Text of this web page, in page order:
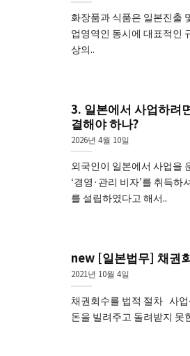
화장품과 식품은 일본진출
업영역인 동시에 대표적인
상의..
3. 일본에서 사업하려
결해야 하나?
2026년 4월 10일
외국인이 일본에서 사업을
‘경영·관리 비자’를 취득
를 설립하였다고 해서..
new [일본법무] 채권
2021년 10월 4일
채권회수를 법적 절차 사
돈을 빌려주고 돌려받지 못